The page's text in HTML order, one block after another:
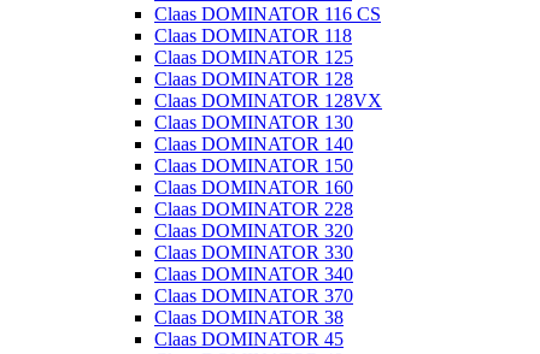
Claas DOMINATOR 116 CS
Claas DOMINATOR 118
Claas DOMINATOR 125
Claas DOMINATOR 128
Claas DOMINATOR 128VX
Claas DOMINATOR 130
Claas DOMINATOR 140
Claas DOMINATOR 150
Claas DOMINATOR 160
Claas DOMINATOR 228
Claas DOMINATOR 320
Claas DOMINATOR 330
Claas DOMINATOR 340
Claas DOMINATOR 370
Claas DOMINATOR 38
Claas DOMINATOR 45